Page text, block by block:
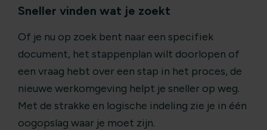
Sneller vinden wat je zoekt
Of je nu op zoek bent naar een specifiek
document, het stappenplan wilt doorlopen of
een vraag hebt over een stap in het proces, de
nieuwe werkomgeving helpt je sneller op weg.
Met de strakke en logische indeling zie je in één
oogopslag waar je moet zijn.